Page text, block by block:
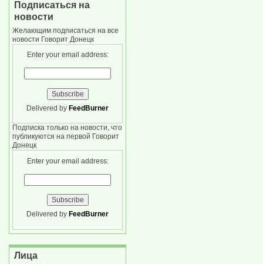
Подписаться на
новости
Желающим подписаться на все
новости Говорит Донецк
Enter your email address:
Delivered by FeedBurner
Подписка только на новости, что
публикуются на первой Говорит
Донецк
Enter your email address:
Delivered by FeedBurner
Лица